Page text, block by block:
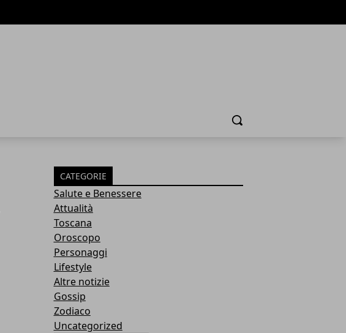
Cerca
CATEGORIE
Salute e Benessere
Attualità
Toscana
Oroscopo
Personaggi
Lifestyle
Altre notizie
Gossip
Zodiaco
Uncategorized